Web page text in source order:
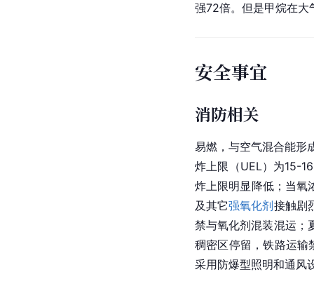
强72倍。但是甲烷在大
安全事宜
消防相关
易燃，与空气混合能形
炸上限（UEL）为15-
炸上限明显降低；当氧
及其它强氧化剂接触剧
禁与氧化剂混装混运；
稠密区停留，铁路运
采用防爆型照明和通风